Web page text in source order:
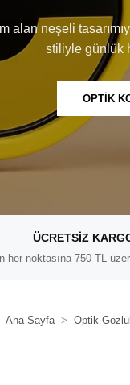
alan neşeli
stiliyle günlük
OPTİK
ÜCRETSIZ
her noktasına 750 TL
Ana Sayfa Optik